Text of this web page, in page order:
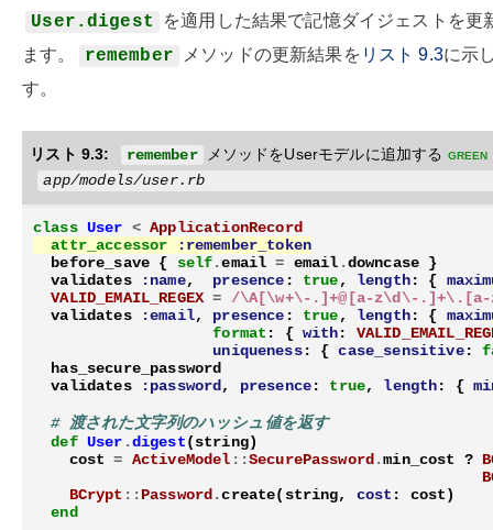
User.digest
を適用した結果で記憶ダイジェストを更
ます。
remember メソッドの更新結果を リスト9.3に示
す。
リスト 9.3: remember メソッドをUserモデルに追加する green
app/models/user.rb
class User < ApplicationRecord
attr_accessor
:remember_token
before_save { self.email = email .downcase }
validates
:name, presence : true, length: {
VALID_EMAIL_REGEX =
/\A[\w+\-.]+@[a-z\d\-
validates
:email, presence : true, length: {
format : { with:
uniqueness: { case_sensitive:
has_secure_password
validates
:password , presence: true, length: {
# 渡された文字列のハッシュ値を返す
def User .digest(string)
cost = ActiveModel ::SecurePassword .min_cost ?
BCrypt ::Password .create( string, cost : cost)
end